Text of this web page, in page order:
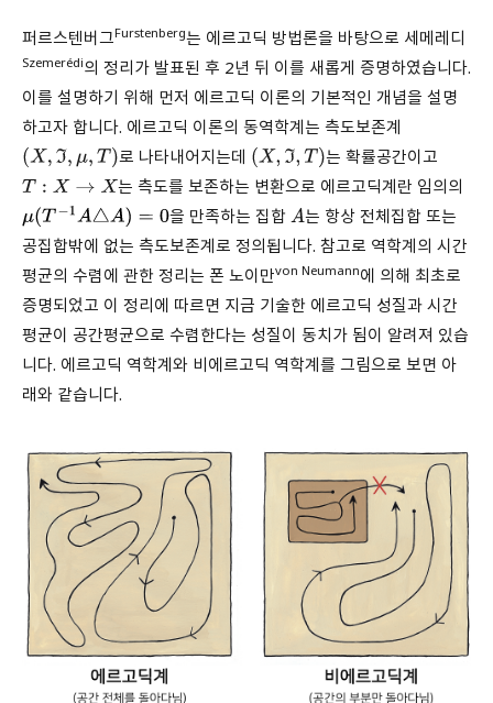
퍼르스텐버그Furstenberg는 에르고딕 방법론을 바탕으로 세메레디
Szemerédi의 정리가 발표된 후 2년 뒤 이를 새롭게 증명하였습니다.
이를 설명하기 위해 먼저 에르고딕 이론의 기본적인 개념을 설명
하고자 합니다. 에르고딕 이론의 동역학계는 측도보존계
(X,ℑ, μ,T) 로 나타내어지는데 (X,ℑ, T)
는 확률공간이고
T: X →X
는 측도를 보존하는 변환으로 에르고딕계란 임의의
μ(T−1A△A)=0 을 만족하는 집합 A는 항상 전체집합 또는
공집합밖에 없는 측도보존계로 정의됩니다. 참고로 역학계의 시간
평균의 수렴에 관한 정리는 폰 노이만von Neumann에 의해 최초로
증명되었고 이 정리에 따르면 지금 기술한 에르고딕 성질과 시간
평균이 공간평균으로 수렴한다는 성질이 동치가 됨이 알려져 있습
니다. 에르고딕 역학계와 비에르고딕 역학계를 그림으로 보면 아
래와 같습니다.